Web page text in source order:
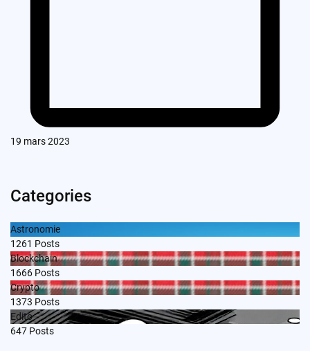
19 mars 2023
Categories
Astronomie
1261 Posts
Blockchain
1666 Posts
Crypto
1373 Posts
Edito
647 Posts